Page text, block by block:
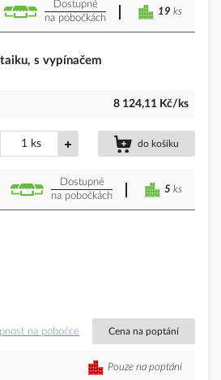
Dostupné
na pobočkách
19 ks
s vypínačem
8 124,11 Kč/ks
ks do košíku
Dostupné
na pobočkách
5 ks
na pobočce Cena na poptání
Pouze na poptání